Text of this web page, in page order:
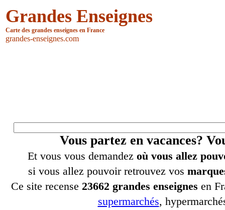
Grandes Enseignes
Carte des grandes enseignes en France
grandes-enseignes.com
Vous partez en vacances?
Et vous vous demandez où vous allez
si vous allez pouvoir retrouvez vos
Ce site recense 23662 grandes enseignes en
supermarchés,